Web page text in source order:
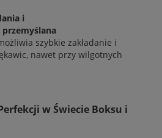
i
przemyślana
szybkie zakładanie i
nawet przy wilgotnych
w Świecie Boksu i